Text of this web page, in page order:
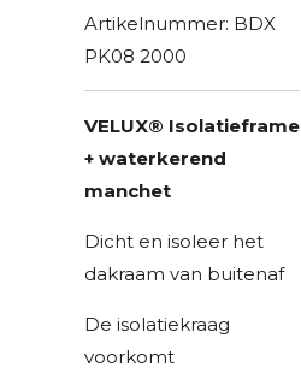
Artikelnummer: BDX
PK08 2000
VELUX® Isolatieframe
+ waterkerend
manchet
Dicht en isoleer het
dakraam van buitenaf
De isolatiekraag
voorkomt